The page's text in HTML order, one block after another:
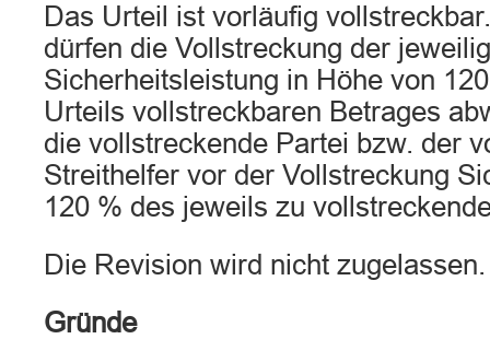
Das Urteil ist vorläufig
dürfen die Vollstreckung der
Sicherheitsleistung in Höhe von
Urteils vollstreckbaren Betrages
die vollstreckende Partei bzw. der
Streithelfer vor der Vollstreckung
120 % des jeweils zu
Die Revision wird nicht zugelassen.
Gründe